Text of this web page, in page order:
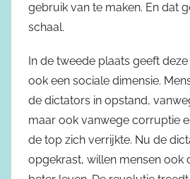
gebruik van te maken. En dat
schaal.
In de tweede plaats geeft
ook een sociale dimensie.
de dictators in opstand,
maar ook vanwege corruptie
de top zich verrijkte. Nu de
opgekrast, willen mensen ook